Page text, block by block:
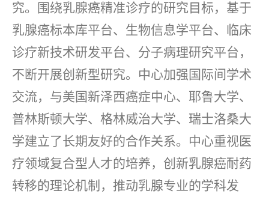
究。围绕乳腺癌精准诊疗的研究目标，基于
乳腺癌标本库平台、生物信息学平台、临床
诊疗新技术研发平台、分子病理研究平台，
不断开展创新型研究。中心加强国际间学术
交流，与美国新泽西癌症中心、耶鲁大学、
普林斯顿大学、格林威治大学、瑞士洛桑大
学建立了长期友好的合作关系。中心重视医
疗领域复合型人才的培养，创新乳腺癌耐药
转移的理论机制，推动乳腺专业的学科发